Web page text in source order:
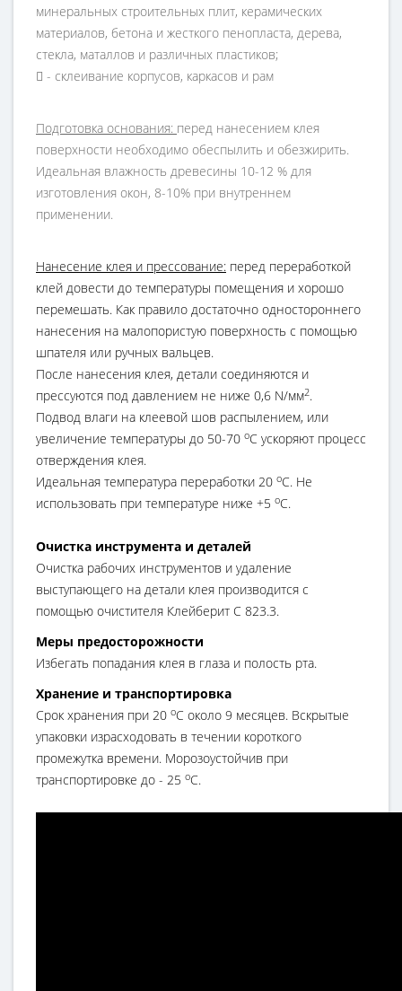
минеральных строительных плит, керамических
материалов, бетона и жесткого пенопласта, дерева,
стекла, маталлов и различных пластиков;
 - склеивание корпусов, каркасов и рам
Пoдготовка оснoвания: перед нанесением клея
поверхности необходимо обеспылить и обезжирить.
Идеальная влажность древесины 10-12 % для
изготовления окон, 8-10% при внутреннем
применении.
Нанесение клея и прессование: перед переработкой
клей довести до температуры помещения и хорошо
перемешать. Как правило достаточно одностороннего
нанесения на малопористую поверхность с помощью
шпателя или ручных вальцев.
После нанесения клея, детали соединяются и
прессуются под давлением не ниже 0,6 N/мм2.
Подвод влаги на клеевой шов распылением, или
увеличение температуры до 50-70 оС ускоряют процесс
отверждения клея.
Идеальная тeмпература пeреработки 20 оС. Не
использовать при температуре ниже +5 оС.
Очистка инструмента и деталей
Очистка рабочих инструментов и удаление
выступающего на детали клея производится с
помощью очистителя Клейберит С 823.3.
Меры предосторожности
Избегать попадания клея в глаза и полость рта.
Хранение и транспортировка
Срок хранения при 20 оС около 9 месяцев. Вскрытые
упаковки израсходовать в течении короткого
промежутка времени. Морозоустойчив при
транспортировке до - 25 оС.